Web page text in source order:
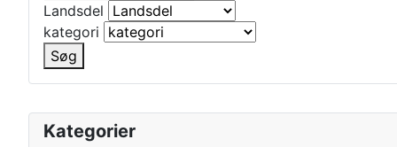
Kategorier
Landsdel
kategori
Søg